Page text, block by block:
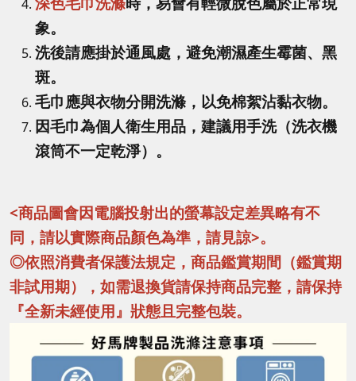
象。
洗後請應掛於通風處，避免潮濕產生霉菌、黑
斑。
毛巾應與衣物分開洗滌，以免棉絮沾黏衣物。
因毛巾為個人衛生用品，建議用手洗（洗衣機
滾筒不一定乾淨）。
<商品圖會因電腦投射出的螢幕設定差異略有不
同，請以實際商品顏色為準，請見諒>。
◎依照消費者保護法規定，商品鑑賞期間（鑑賞期
非試用期），如需退換貨請保持商品完整，請保持
『全新未經使用』狀態且完整包裝。